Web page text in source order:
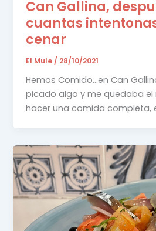
Can Gallina,
cuantas
cenar
El Mule / 28/10/2021
Hemos Comido…en Can
picado algo y me quedaba el
hacer una comida completa,